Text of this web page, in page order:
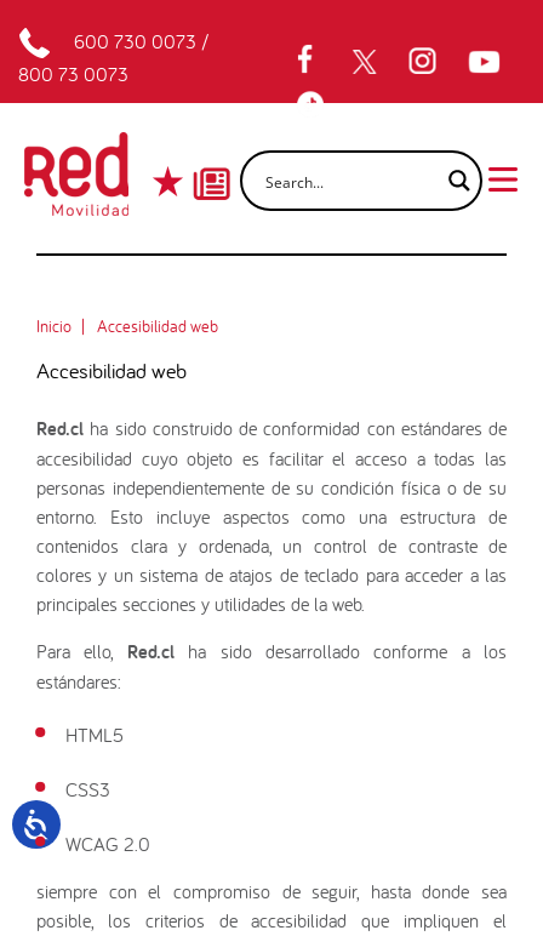
600 730 0073 /
800 73 0073
Inicio Accesibilidad web
Accesibilidad web
Red.cl ha sido construido de conformidad con estándares de
accesibilidad cuyo objeto es facilitar el acceso a todas las
personas independientemente de su condición física o de su
entorno. Esto incluye aspectos como una estructura de
contenidos clara y ordenada, un control de contraste de
colores y un sistema de atajos de teclado para acceder a las
principales secciones y utilidades de la web.
Para ello, Red.clha sido desarrollado conforme a los
estándares:
HTML5
CSS3
WCAG 2.0
siempre con el compromiso de seguir, hasta donde sea
posible, los criterios de accesibilidad que impliquen el